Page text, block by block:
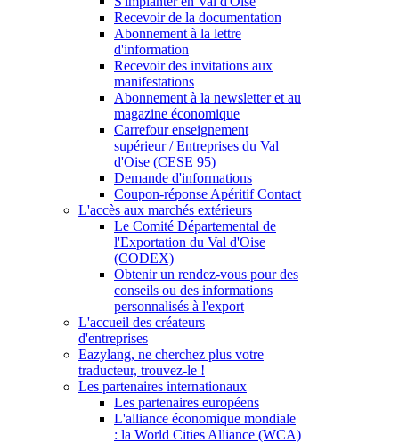
Recevoir de la documentation
Abonnement à la lettre
d'information
Recevoir des invitations aux
manifestations
Abonnement à la newsletter et au
magazine économique
Carrefour enseignement
supérieur / Entreprises du Val
d'Oise (CESE 95)
Demande d'informations
Coupon-réponse Apéritif Contact
L'accès aux marchés extérieurs
Le Comité Départemental de
l'Exportation du Val d'Oise
(CODEX)
Obtenir un rendez-vous pour des
conseils ou des informations
personnalisés à l'export
L'accueil des créateurs
d'entreprises
Eazylang, ne cherchez plus votre
traducteur, trouvez-le !
Les partenaires internationaux
Les partenaires européens
L'alliance économique mondiale
: la World Cities Alliance (WCA)